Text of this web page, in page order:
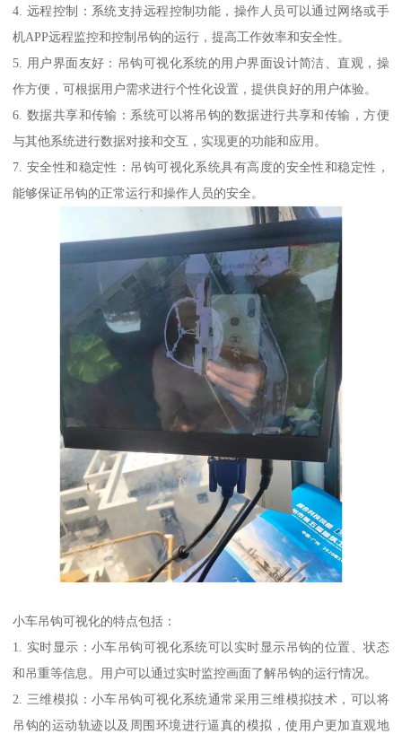
4. 远程控制：系统支持远程控制功能，操作人员可以通过网络或手
机APP远程监控和控制吊钩的运行，提高工作效率和安全性。
5. 用户界面友好：吊钩可视化系统的用户界面设计简洁、直观，操
作方便，可根据用户需求进行个性化设置，提供良好的用户体验。
6. 数据共享和传输：系统可以将吊钩的数据进行共享和传输，方便
与其他系统进行数据对接和交互，实现更的功能和应用。
7. 安全性和稳定性：吊钩可视化系统具有高度的安全性和稳定性，
能够保证吊钩的正常运行和操作人员的安全。
小车吊钩可视化的特点包括：
1. 实时显示：小车吊钩可视化系统可以实时显示吊钩的位置、状态
和吊重等信息。用户可以通过实时监控画面了解吊钩的运行情况。
2. 三维模拟：小车吊钩可视化系统通常采用三维模拟技术，可以将
吊钩的运动轨迹以及周围环境进行逼真的模拟，使用户更加直观地